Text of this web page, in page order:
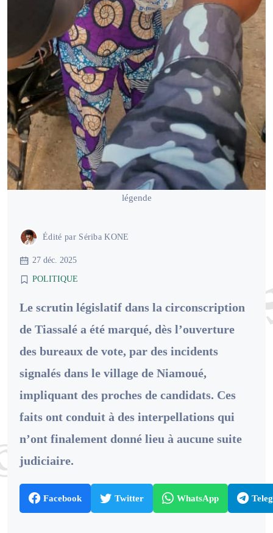
légende
Édité par Sériba KONE
27 déc. 2025
POLITIQUE
Le scrutin législatif dans la circonscription
de Tiassalé a été marqué, dès l’ouverture
des bureaux de vote, par des incidents
signalés dans le village de Niamoué,
impliquant des proches de candidats. Ces
faits ont conduit à des interpellations qui
n’ont finalement donné lieu à aucune suite
judiciaire.
Facebook Twitter WhatsApp